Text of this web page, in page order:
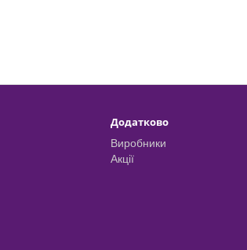
Додатково
Виробники
Акції